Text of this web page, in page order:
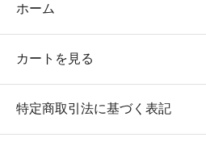
ホーム
カートを見る
特定商取引法に基づく表記